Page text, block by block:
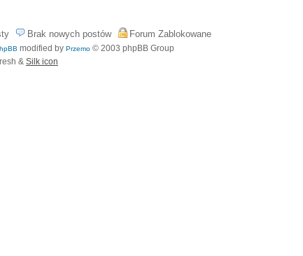
Brak nowych postów Forum Zablokowane
modified by Przemo © 2003 phpBB Group
& Silk icon